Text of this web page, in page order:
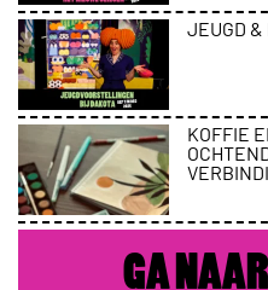
JEUGD &
KOFFIE
GA NAAR